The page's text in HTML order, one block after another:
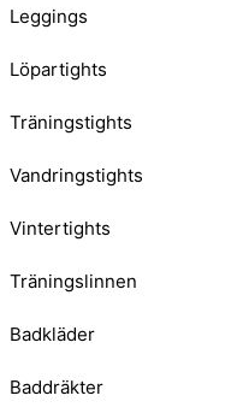
Leggings
Löpartights
Träningstights
Vandringstights
Vintertights
Träningslinnen
Badkläder
Baddräkter